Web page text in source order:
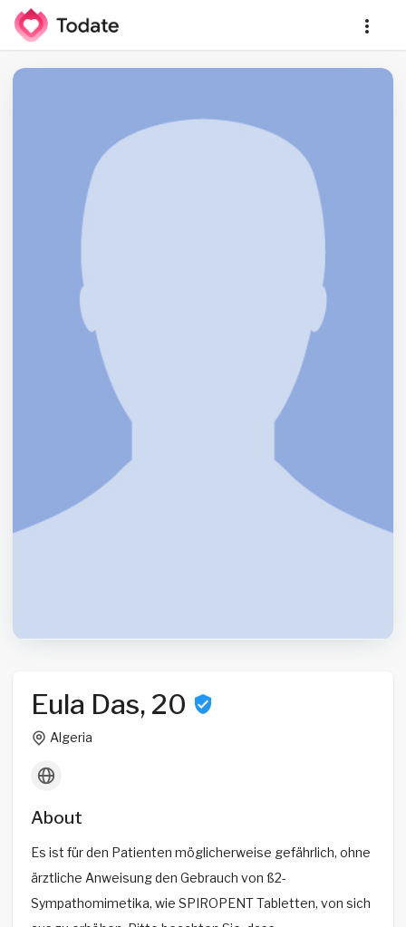
Eula Das, 20
Algeria
About
Es ist für den Patienten möglicherweise gefährlich, ohne
ärztliche Anweisung den Gebrauch von ß2-
Sympathomimetika, wie SPIROPENT Tabletten, von sich